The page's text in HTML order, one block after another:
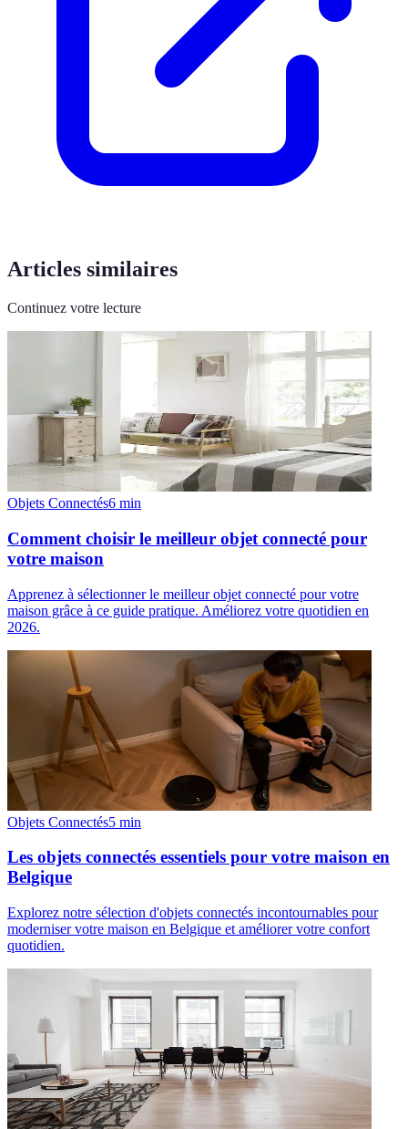
Articles similaires
Continuez votre lecture
Objets Connectés6 min
Comment choisir le meilleur objet connecté pour
votre maison
Apprenez à sélectionner le meilleur objet connecté pour votre
maison grâce à ce guide pratique. Améliorez votre quotidien en
2026.
Objets Connectés5 min
Les objets connectés essentiels pour votre maison en
Belgique
Explorez notre sélection d'objets connectés incontournables pour
moderniser votre maison en Belgique et améliorer votre confort
quotidien.